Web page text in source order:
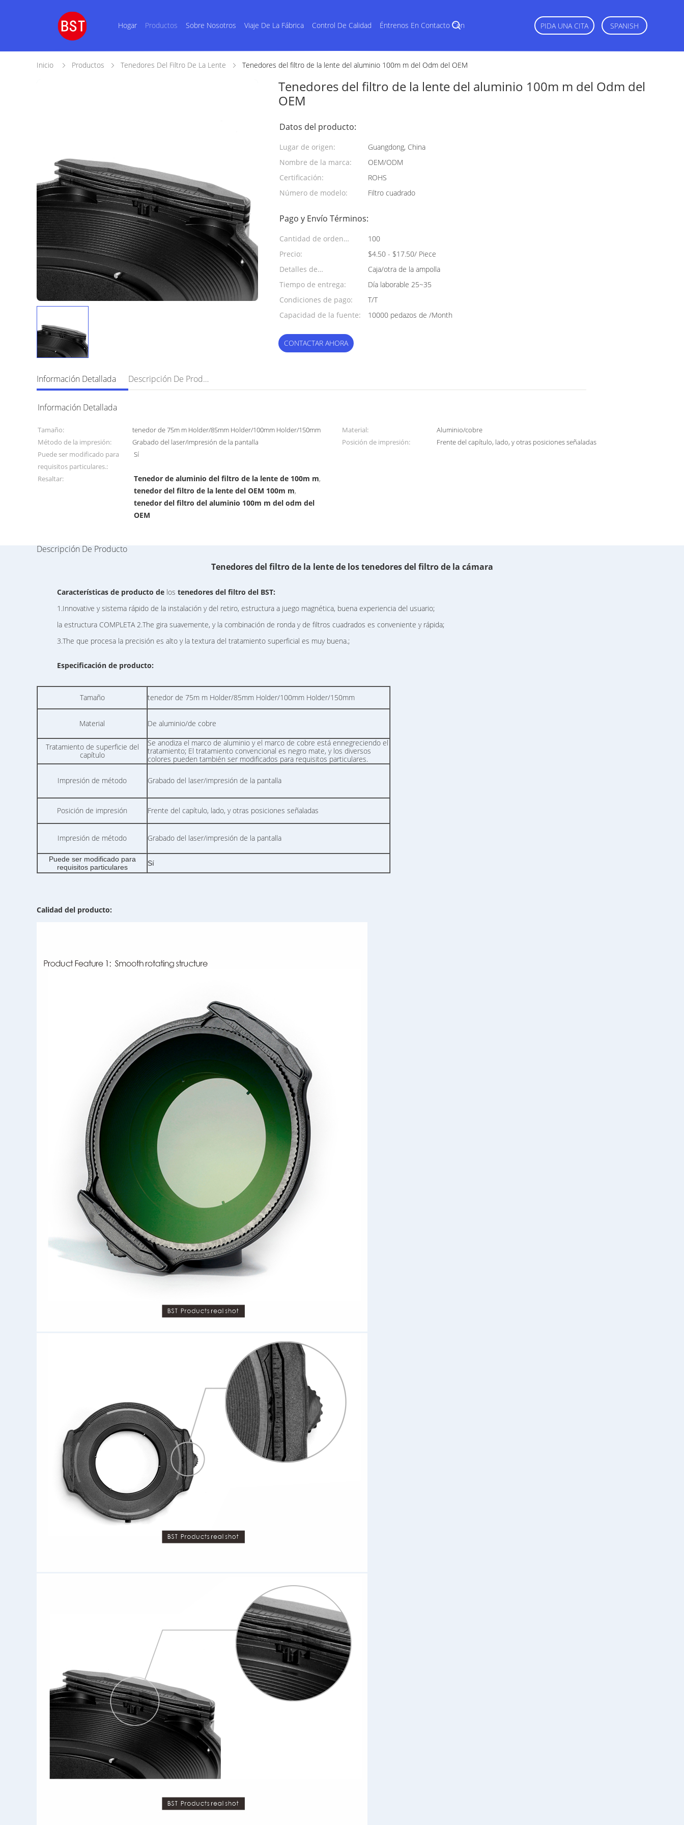
Hogar Productos Sobre Nosotros Viaje De La Fábrica Control De Calidad Éntrenos En Contacto Con PIDA UNA CITA SPANISH
Inicio Productos Tenedores Del Filtro De La Lente Tenedores del filtro de la lente del aluminio 100m m del Odm del OEM
Tenedores del filtro de la lente del aluminio 100m m del Odm del
OEM
Datos del producto:
Lugar de origen:
Guangdong, China
Nombre de la marca:
OEM/ODM
Certificación:
ROHS
Número de modelo:
Filtro cuadrado
Pago y Envío Términos:
Cantidad de orden
mínima:
100
Precio:
$4.50 - $17.50/ Piece
Detalles de
empaquetado:
Caja/otra de la ampolla
Tiempo de entrega:
Día laborable 25~35
Condiciones de pago:
T/T
Capacidad de la fuente:
10000 pedazos de /Month
CONTACTAR AHORA
Información Detallada Descripción De Producto
Información Detallada
Tamaño: tenedor de 75m m Holder/85mm Holder/100mm Holder/150mm Material:
Aluminio/cobre
Método de la impresión:
Grabado del laser/impresión de la pantalla Posición de impresión:
Frente del capítulo, lado, y otras posiciones señaladas
Puede ser modificado para
requisitos particulares.:
Sí
Resaltar: Tenedor de aluminio del filtro de la lente de 100m m,
tenedor del filtro de la lente del OEM 100m m,
tenedor del filtro del aluminio 100m m del odm del
OEM
Descripción De Producto
Tenedores del filtro de la lente de los tenedores del filtro de la cámara
Características de producto de los tenedores del filtro del BST:
1.Innovative y sistema rápido de la instalación y del retiro, estructura a juego magnética, buena experiencia del usuario;
la estructura COMPLETA 2.The gira suavemente, y la combinación de ronda y de filtros cuadrados es conveniente y rápida;
3.The que procesa la precisión es alto y la textura del tratamiento superficial es muy buena.;
Especificación de producto:
Tamaño tenedor de 75m m Holder/85mm Holder/100mm Holder/150mm
Material De aluminio/de cobre
Tratamiento de superficie del
capítulo
Se anodiza el marco de aluminio y el marco de cobre está ennegreciendo el
tratamiento; El tratamiento convencional es negro mate, y los diversos
colores pueden también ser modificados para requisitos particulares.
Impresión de método Grabado del laser/impresión de la pantalla
Posición de impresión Frente del capítulo, lado, y otras posiciones señaladas
Impresión de método Grabado del laser/impresión de la pantalla
Puede ser modificado para
requisitos particulares
Sí
Calidad del producto: